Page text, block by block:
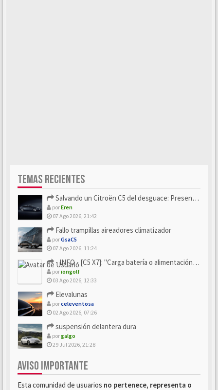
TEMAS RECIENTES
Salvando un Citroën C5 del desguace: Presentación y seguimiento
porEren
07 Ago 2026, 21:42
Fallo trampillas aireadores climatizador
porGsaC5
07 Ago 2026, 11:24
- INFO - [C5 X7]: "Carga batería o alimentación eléctri...
poriongolf
03 Ago 2026, 12:33
Elevalunas
porceleventosa
02 Ago 2026, 07:26
suspensión delantera dura
porgalgo
29 Jul 2026, 21:28
AVISO IMPORTANTE
Esta comunidad de usuarios no pertenece, representa o